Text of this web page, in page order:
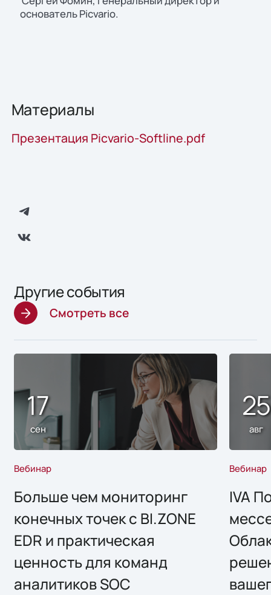
основатель Picvario.
Материалы
Презентация Picvario-Softline.pdf
Другие события
Смотреть все
17
сен
Вебинар
Больше чем мониторинг
конечных точек с BI.ZONE
EDR и практическая
ценность для команд
аналитиков SOC
25
авг
Вебинар
IVA